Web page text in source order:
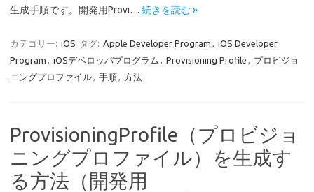
生成手順です。開発用Provi… 続きを読む »
カテゴリー: iOS タグ: Apple Developer Program , iOS Developer
Program , iOSデベロッパプログラム , Provisioning Profile , プロビジョ
ニングプロファイル, 手順, 方法
ProvisioningProfile（プロビジョ
ニングプロファイル）を生成す
る方法（開発用